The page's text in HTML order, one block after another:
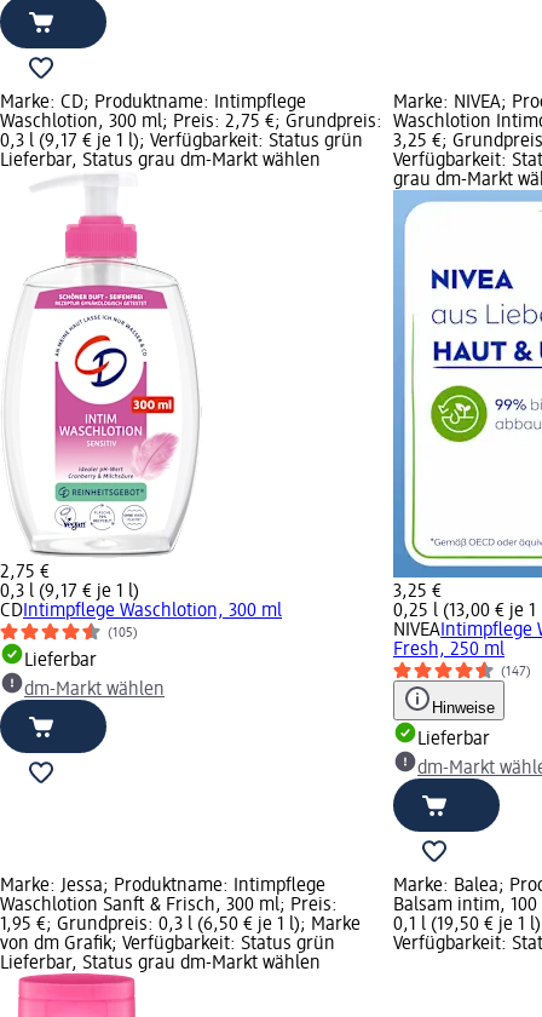
Marke: CD; Produktname: Intimpflege
Waschlotion, 300 ml; Preis: 2,75 €; Grundpreis:
0,3 l (9,17 € je 1 l); Verfügbarkeit: Status grün
Lieferbar, Status grau dm-Markt wählen
2,75 €
0,3 l (9,17 € je 1 l)
CD Intimpflege Waschlotion, 300 ml
(105)
Lieferbar
dm-Markt wählen
Marke: NIVEA;
Waschlotion
3,25 €;
Verfügbarkeit:
grau dm-Markt
3,25 €
0,25 l (13,00 € je 1
NIVEA Intimpflege
Fresh, 250 ml
(147)
Hinweise
Lieferbar
dm-Markt
Marke: Jessa; Produktname: Intimpflege
Waschlotion Sanft & Frisch, 300 ml; Preis:
1,95 €; Grundpreis: 0,3 l (6,50 € je 1 l); Marke
von dm Grafik; Verfügbarkeit: Status grün
Lieferbar, Status grau dm-Markt wählen
Marke: Balea;
Balsam intim,
0,1 l (19,50 € je 1
Verfügbarkeit: